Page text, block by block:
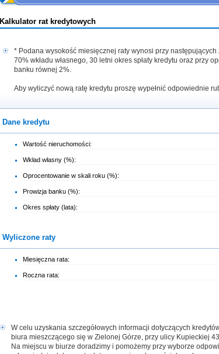
Kalkulator rat kredytowych
* Podana wysokość miesięcznej raty wynosi przy następujących
70% wkładu własnego, 30 letni okres spłaty kredytu oraz przy
banku równej 2%.
Aby wyliczyć nową ratę kredytu proszę wypełnić odpowiednie
Dane kredytu
Wartość nieruchomości:
Wkład własny (%):
Oprocentowanie w skali roku (%):
Prowizja banku (%):
Okres spłaty (lata):
Wyliczone raty
Miesięczna rata:
Roczna rata:
W celu uzyskania szczegółowych informacji dotyczących
biura mieszczącego się w Zielonej Górze, przy ulicy Kupieckiej
Na miejscu w biurze doradzimy i pomożemy przy wyborze